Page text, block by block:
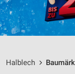
Halblech